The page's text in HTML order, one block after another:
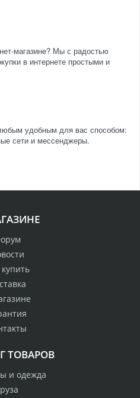
магазине? Мы с радостью
в интернете простыми и
удобным для вас способом:
сети и мессенджеры.
ТОВАРОВ
и одежда